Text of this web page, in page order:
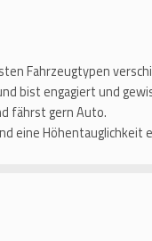
Fahrzeugtypen
bist engagiert und
fährst gern Auto.
eine Höhentauglichkeit